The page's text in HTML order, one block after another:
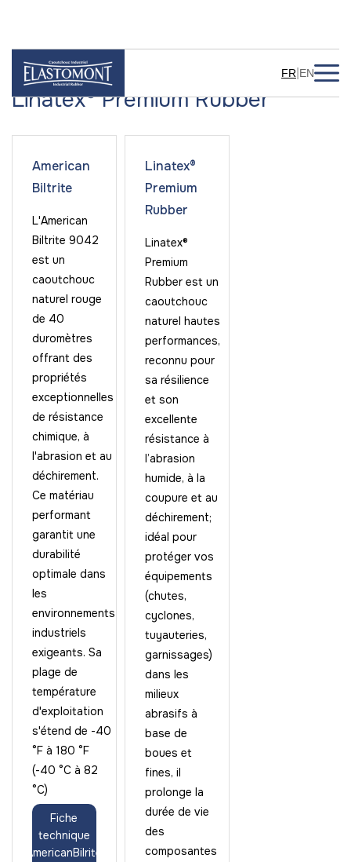
FR EN
Linatex® Premium Rubber
American
Biltrite
L'American
Biltrite 9042
est un
caoutchouc
naturel rouge
de 40
duromètres
offrant des
propriétés
exceptionnelles
de résistance
chimique, à
l'abrasion et au
déchirement.
Ce matériau
performant
garantit une
durabilité
optimale dans
les
environnements
industriels
exigeants. Sa
plage de
température
d'exploitation
s'étend de -40
°F à 180 °F
(-40 °C à 82
°C)
Fiche
technique
AmericanBilrite
Linatex®
Premium
Rubber
Linatex®
Premium
Rubber est un
caoutchouc
naturel hautes
performances,
reconnu pour
sa résilience
et son
excellente
résistance à
l’abrasion
humide, à la
coupure et au
déchirement;
idéal pour
protéger vos
équipements
(chutes,
cyclones,
tuyauteries,
garnissages)
dans les
milieux
abrasifs à
base de
boues et
fines, il
prolonge la
durée de vie
des
composantes